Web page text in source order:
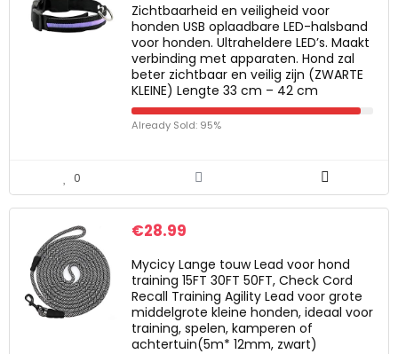
Zichtbaarheid en veiligheid voor
honden USB oplaadbare LED-halsband
voor honden. Ultraheldere LED’s. Maakt
verbinding met apparaten. Hond zal
beter zichtbaar en veilig zijn (ZWARTE
KLEINE) Lengte 33 cm – 42 cm
Already Sold: 95%
0
€28.99
Mycicy Lange touw Lead voor hond
training 15FT 30FT 50FT, Check Cord
Recall Training Agility Lead voor grote
middelgrote kleine honden, ideaal voor
training, spelen, kamperen of
achtertuin(5m* 12mm, zwart)